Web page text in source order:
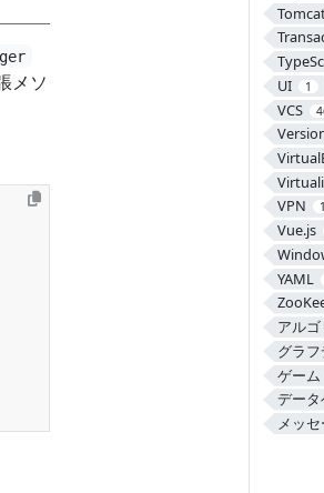
UI 1
VCS
VPN 1
Vue.js
YAML
アル
グラ
ゲーム
デー
メッ
メソ